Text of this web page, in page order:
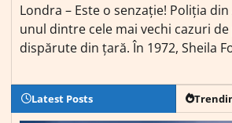
Londra – Este o senzație! Poliția
unul dintre cele mai vechi cazuri
dispărute din țară. În 1972, Sheila
Latest Posts